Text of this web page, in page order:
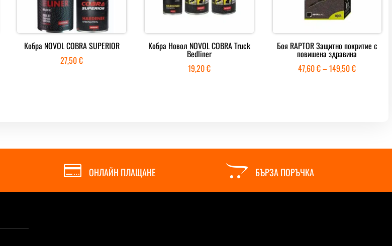
Кобра NOVOL COBRA SUPERIOR
27,50€
Кобра Новол NOVOL COBRA Truck
Bedliner
19,20€
Боя RAPTOR Защитно покритие с
повишена здравина
47,60€–149,50€Price
 ОНЛАЙН ПЛАЩАНЕ  БЪРЗА ПОРЪЧКА